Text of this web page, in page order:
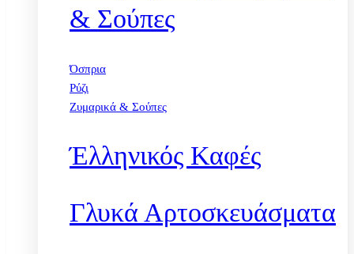
& Σούπες
Όσπρια
Ρύζι
Ζυμαρικά & Σούπες
Έλληνικός Καφές
Γλυκά Αρτοσκευάσματα